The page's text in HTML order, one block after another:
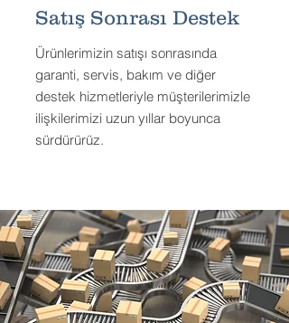
Ürünlerimizin satışı sonrasında
garanti, servis, bakım ve diğer
destek hizmetleriyle müşterilerimizle
ilişkilerimizi uzun yıllar boyunca
sürdürürüz.
Satış Sonrası Destek